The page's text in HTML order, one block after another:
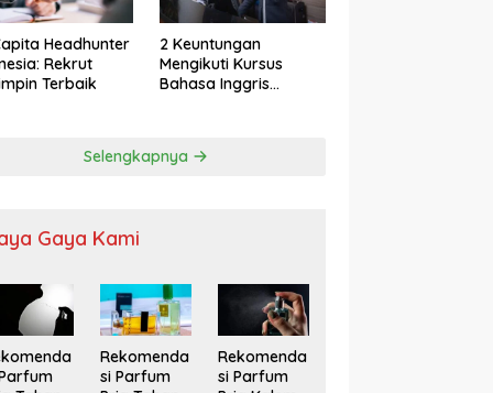
Headhunter
Rekrut
Terbaik
2 Keuntungan
Mengikuti Kursus
Bahasa Inggris
Selengkapnya
Gaya Kami
Rekomenda
si Parfum
Rekomenda
si Parfum